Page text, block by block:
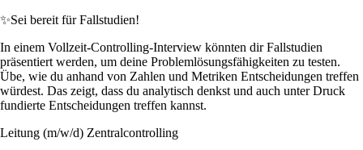
✨Sei bereit für Fallstudien!
In einem Vollzeit-Controlling-Interview könnten dir Fallstudien
präsentiert werden, um deine Problemlösungsfähigkeiten zu testen.
Übe, wie du anhand von Zahlen und Metriken Entscheidungen treffen
würdest. Das zeigt, dass du analytisch denkst und auch unter Druck
fundierte Entscheidungen treffen kannst.
Leitung (m/w/d) Zentralcontrolling